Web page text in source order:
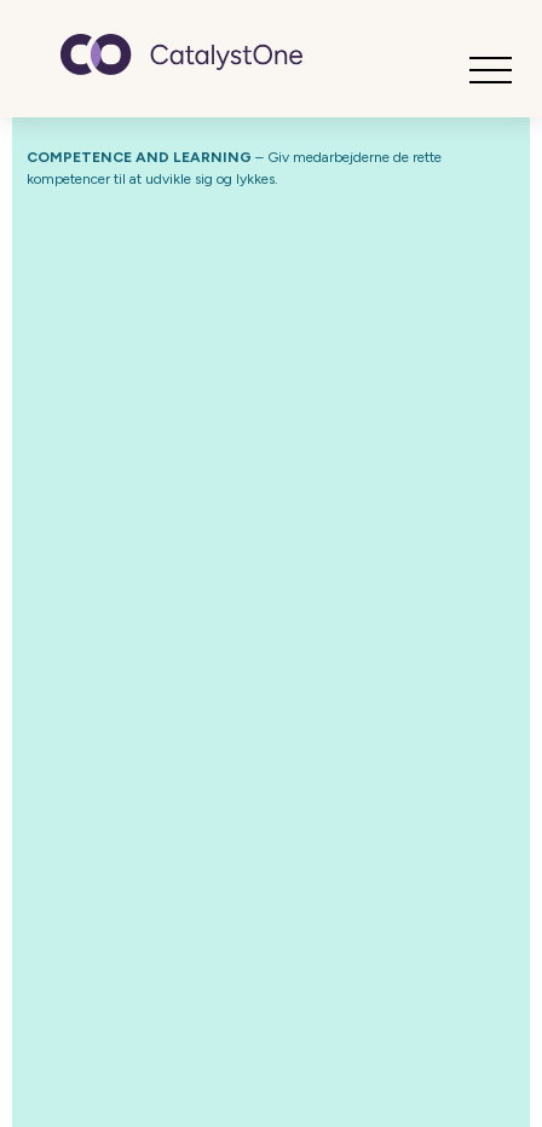
COMPETENCE AND LEARNING – Giv medarbejderne de rette
kompetencer til at udvikle sig og lykkes.